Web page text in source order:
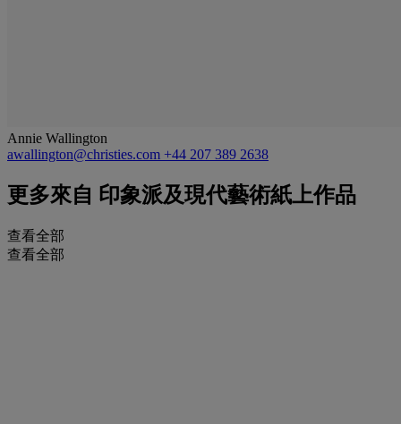
Annie Wallington
awallington@christies.com +44 207 389 2638
更多來自 印象派及現代藝術紙上作品
查看全部
查看全部